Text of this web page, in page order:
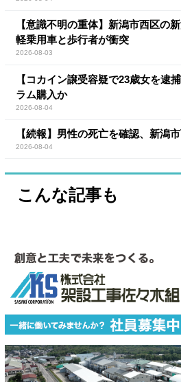
【意識不明の重体】新潟市西区の
軽乗用車と歩行者が衝突
2026-08-03
【コカイン譲受容疑で23歳女を逮
ラム購入か
2026-08-04
【続報】男性の死亡を確認、新潟
2026-08-04
こんな記事も